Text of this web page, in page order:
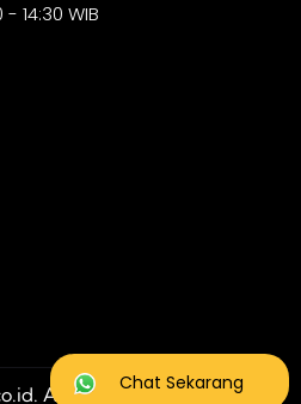
Chat Sekarang
WIB
All rights reserved.